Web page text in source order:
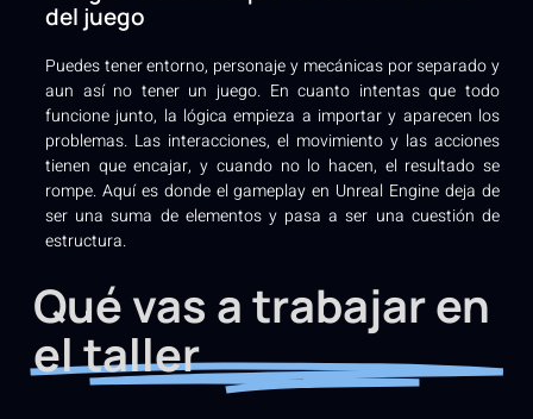
del juego
Puedes tener entorno, personaje y mecánicas por separado y
aun así no tener un juego. En cuanto intentas que todo
funcione junto, la lógica empieza a importar y aparecen los
problemas. Las interacciones, el movimiento y las acciones
tienen que encajar, y cuando no lo hacen, el resultado se
rompe. Aquí es donde el gameplay en Unreal Engine deja de
ser una suma de elementos y pasa a ser una cuestión de
estructura.
Qué vas a trabajar en
el taller